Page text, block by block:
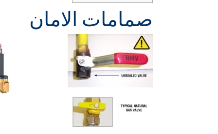
صمامات الامان